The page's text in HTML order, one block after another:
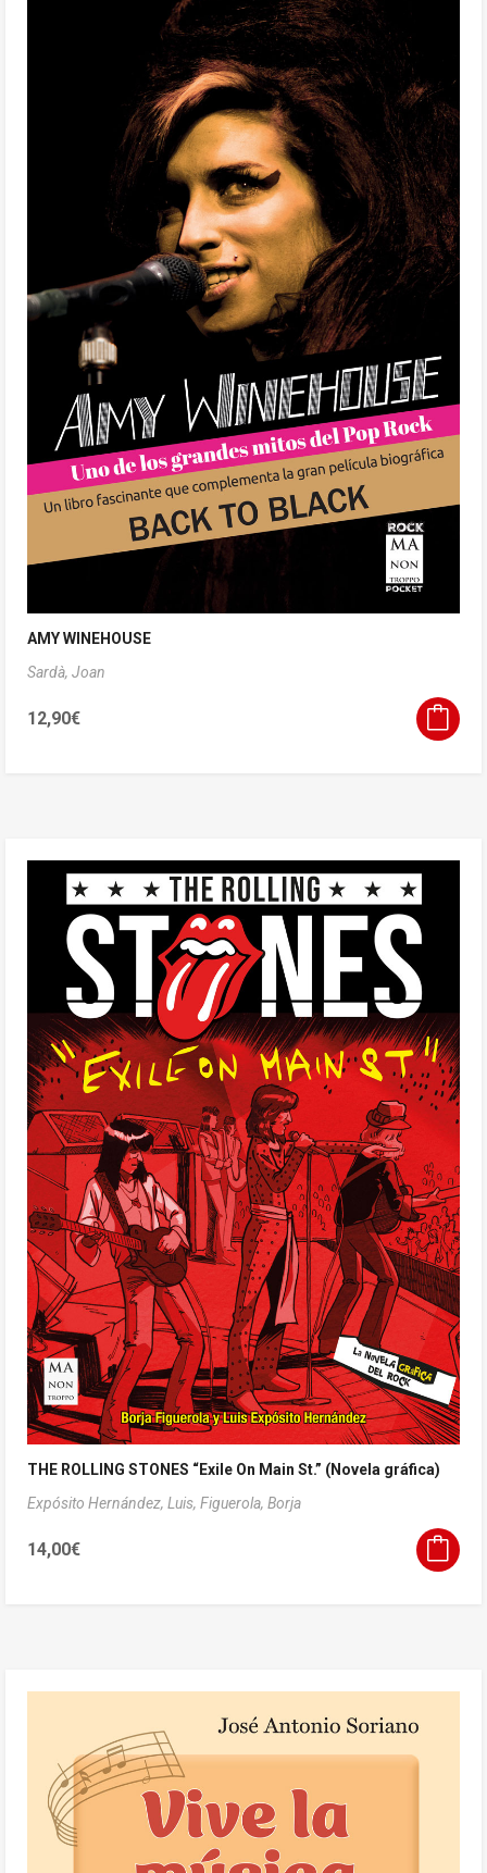
AMY WINEHOUSE
Sardà, Joan
12,90€
THE ROLLING STONES “Exile On Main St.” (Novela gráfica)
Expósito Hernández, Luis, Figuerola, Borja
14,00€